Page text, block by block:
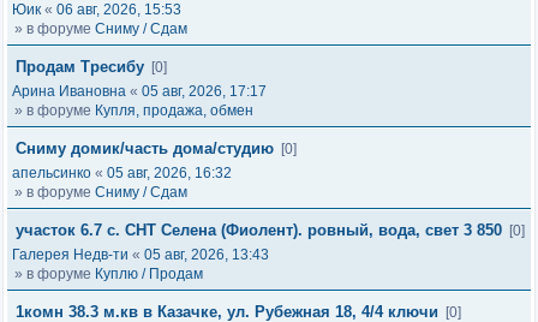
Юик « 06 авг, 2026, 15:53
» в форуме Сниму / Сдам
Продам Тресибу [0]
Арина Ивановна « 05 авг, 2026, 17:17
» в форуме Купля, продажа, обмен
Сниму домик/часть дома/студию [0]
апельсинко « 05 авг, 2026, 16:32
» в форуме Сниму / Сдам
участок 6.7 с. СНТ Селена (Фиолент). ровный, вода, свет 3 850 [0]
Галерея Недв-ти « 05 авг, 2026, 13:43
» в форуме Куплю / Продам
1комн 38.3 м.кв в Казачке, ул. Рубежная 18, 4/4 ключи
[0]